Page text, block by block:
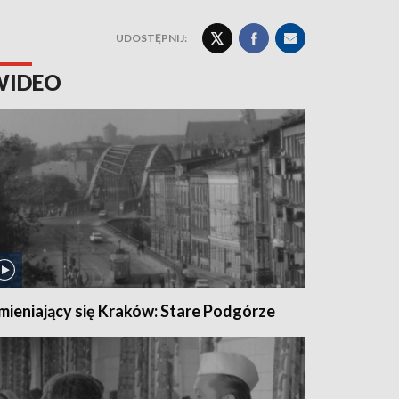
UDOSTĘPNIJ:
się Kraków: Stare Podgórze